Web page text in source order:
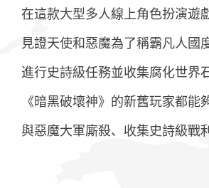
在這款大型多人線上角色扮演遊
見證天使和惡魔為了稱霸凡人國
進行史詩級任務並收集腐化世界
《暗黑破壞神》的新舊玩家都能
與惡魔大軍廝殺、收集史詩級戰